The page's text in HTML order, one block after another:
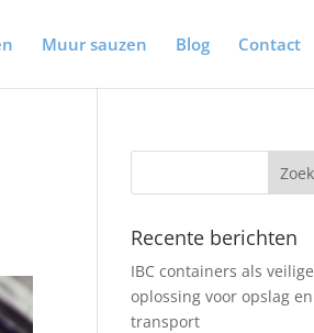
Muur sauzen Blog Contact
Recente berichten
IBC containers als veilige
oplossing voor opslag en
transport